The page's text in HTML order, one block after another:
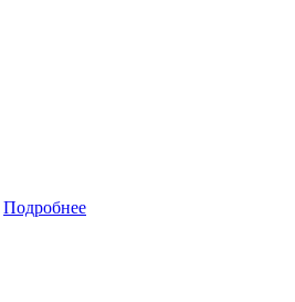
Подробнее